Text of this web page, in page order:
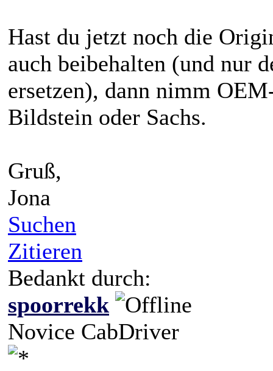
Hast du jetzt noch die
auch beibehalten (und nur
ersetzen), dann nimm
Bildstein oder Sachs.
Gruß,
Jona
Suchen
Zitieren
Bedankt durch:
spoorrekk
Novice CabDriver